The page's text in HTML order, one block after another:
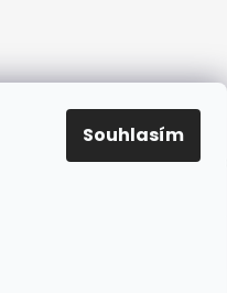
Souhlasím
Obchodní podmínky